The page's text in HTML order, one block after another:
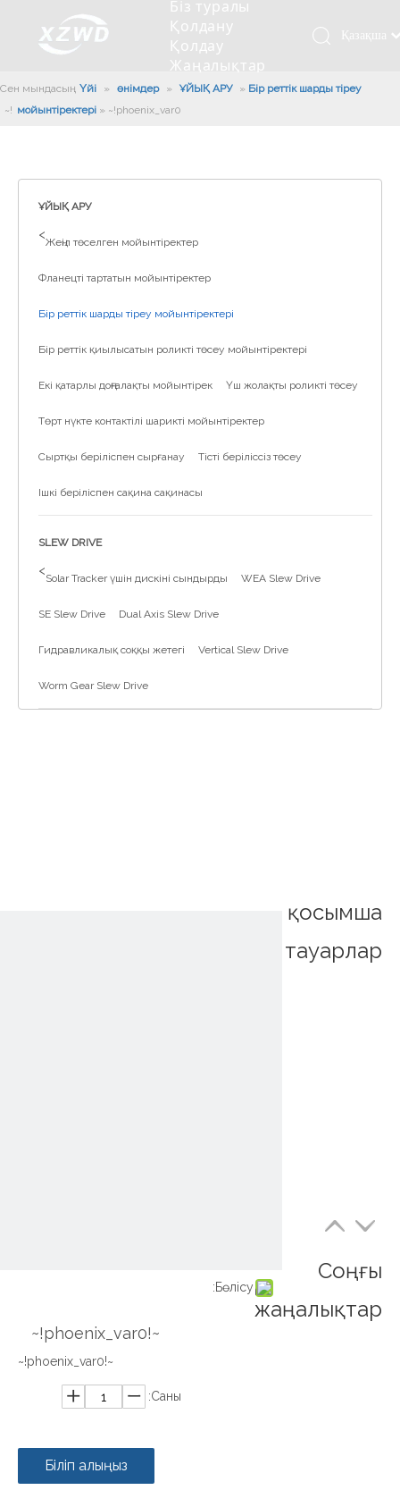
Кесетін төсеу
Біз туралы
Компания туралы мәлімет
Қолдану
Инженерлік машиналар
Қолдау
Мойынтіректерді орнату
Жаңалықтар
Ұзындығы сақина
Бізбен
хабарласыңыз
Қазақша
Türk dili
Сен мындасың: Үйі » өнімдер » ҰЙЫҚ АРУ » Бір реттік шарды тіреу
мойынтіректері » ~!phoenix_var0!~
ҰЙЫҚ АРУ
>
Жеңіл төселген мойынтіректер
Фланецті тартатын мойынтіректер
Бір реттік шарды тіреу мойынтіректері
Бір реттік қиылысатын роликті төсеу мойынтіректері
Екі қатарлы доңғалақты мойынтірек Үш жолақты роликті төсеу
Төрт нүкте контактілі шарикті мойынтіректер
Сыртқы беріліспен сырғанау Тісті беріліссіз төсеу
Ішкі беріліспен сақина сақинасы
SLEW DRIVE
>
Solar Tracker үшін дискіні сындырды WEA Slew Drive
SE Slew Drive Dual Axis Slew Drive
Гидравликалық соққы жетегі Vertical Slew Drive
Worm Gear Slew Drive
Бөлісу:
~!phoenix_var0!~
~!phoenix_var0!~
Саны:
Біліп алыңыз
қосымша
тауарлар
Соңғы
жаңалықтар